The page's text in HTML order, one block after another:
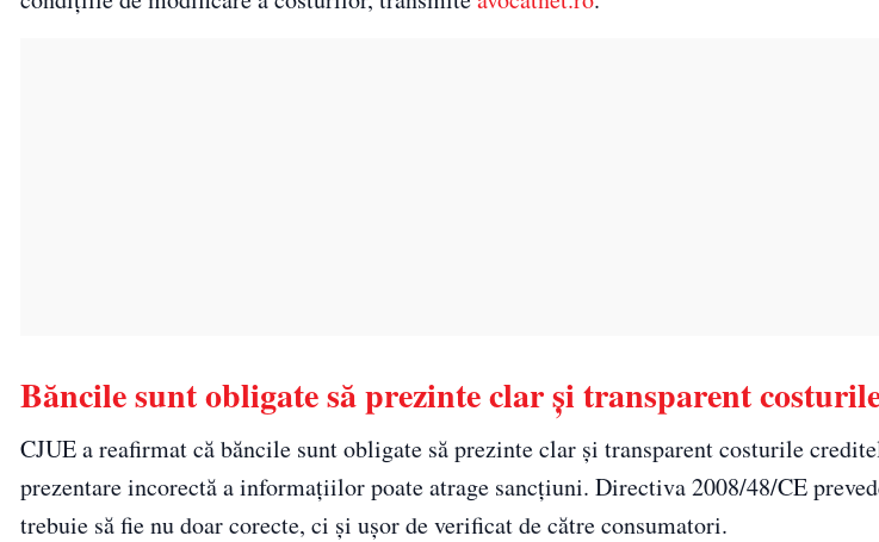
Băncile sunt obligate să prezinte clar și transparent
CJUE a reafirmat că băncile sunt obligate să prezinte clar și transparent costurile
prezentare incorectă a informațiilor poate atrage sancțiuni. Directiva 2008/48/CE
trebuie să fie nu doar corecte, ci și ușor de verificat de către consumatori.